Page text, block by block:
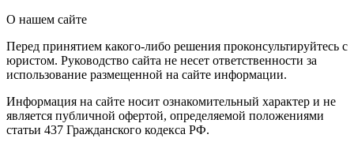
О нашем сайте
Перед принятием какого-либо решения проконсультируйтесь с
юристом. Руководство сайта не несет ответственности за
использование размещенной на сайте информации.
Информация на сайте носит ознакомительный характер и не
является публичной офертой, определяемой положениями
статьи 437 Гражданского кодекса РФ.